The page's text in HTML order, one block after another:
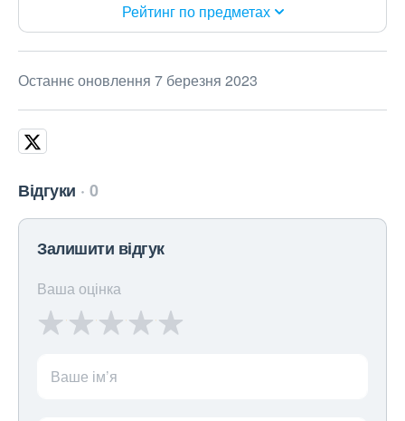
Рейтинг по предметах
Останнє оновлення 7 березня 2023
Відгуки 0
Залишити відгук
Ваша оцінка
Ваше ім’я